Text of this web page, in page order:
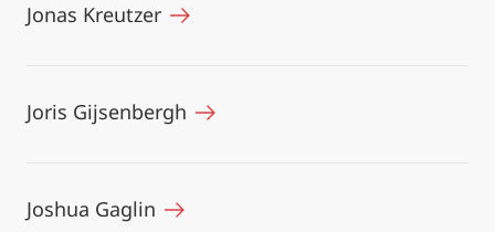
Jonas Kreutzer
Joris Gijsenbergh
Joshua Gaglin